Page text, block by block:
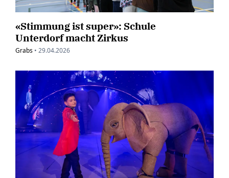
«Stimmung ist super»: Schule
Unterdorf macht Zirkus
Grabs • 29.04.2026